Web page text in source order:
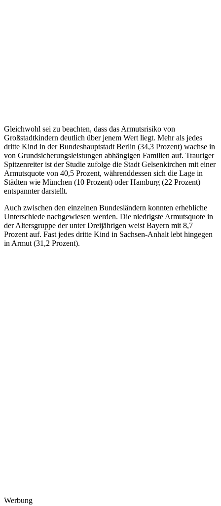
Gleichwohl sei zu beachten, dass das Armutsrisiko von
Großstadtkindern deutlich über jenem Wert liegt. Mehr als jedes
dritte Kind in der Bundeshauptstadt Berlin (34,3 Prozent) wachse in
von Grundsicherungsleistungen abhängigen Familien auf. Trauriger
Spitzenreiter ist der Studie zufolge die Stadt Gelsenkirchen mit einer
Armutsquote von 40,5 Prozent, währenddessen sich die Lage in
Städten wie München (10 Prozent) oder Hamburg (22 Prozent)
entspannter darstellt.
Auch zwischen den einzelnen Bundesländern konnten erhebliche
Unterschiede nachgewiesen werden. Die niedrigste Armutsquote in
der Altersgruppe der unter Dreijährigen weist Bayern mit 8,7
Prozent auf. Fast jedes dritte Kind in Sachsen-Anhalt lebt hingegen
in Armut (31,2 Prozent).
Werbung